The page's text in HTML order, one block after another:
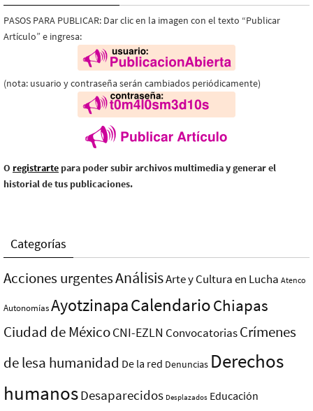
PASOS PARA PUBLICAR: Dar clic en la imagen con el texto “Publicar
Artículo” e ingresa:
(nota: usuario y contraseña serán cambiados periódicamente)
O registrarte para poder subir archivos multimedia y generar el
historial de tus publicaciones.
Categorías
Acciones urgentesAnálisisArte y Cultura en Lucha Atenco
AutonomíasAyotzinapaCalendarioChiapas
Ciudad de MéxicoCNI-EZLN ConvocatoriasCrímenes
de lesa humanidad De la red Denuncias Derechos
humanosDesaparecidos Desplazados Educación